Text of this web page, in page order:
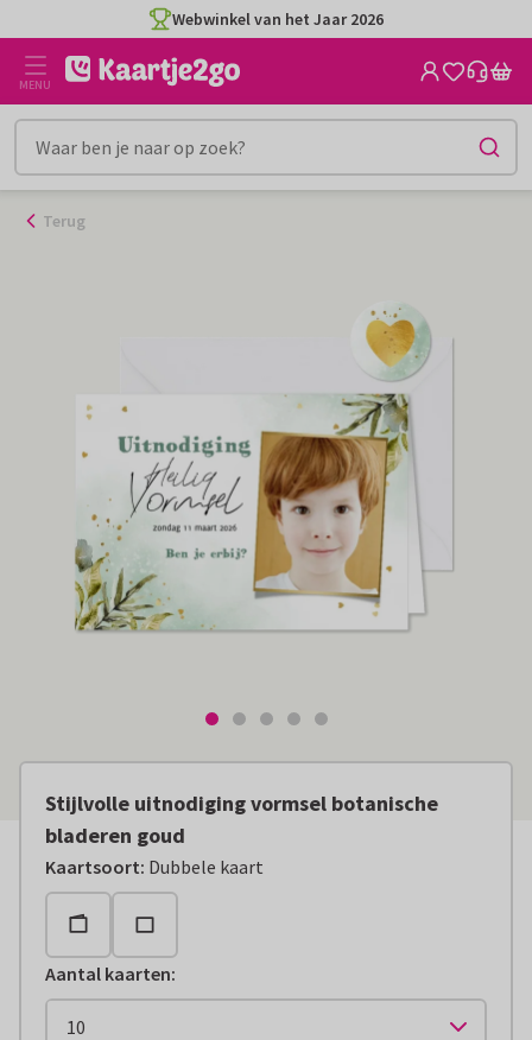
naar
inhoud
Webwinkel van het Jaar 2026
MENU
Terug
Stijlvolle uitnodiging vormsel botanische
bladeren goud
Kaartsoort: Dubbele kaart
Aantal kaarten: